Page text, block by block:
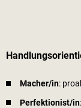
Macher/in:
Perfektionist/in